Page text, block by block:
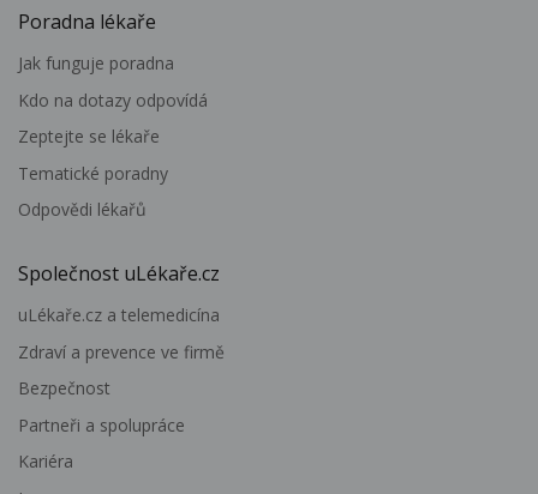
Poradna lékaře
Jak funguje poradna
Kdo na dotazy odpovídá
Zeptejte se lékaře
Tematické poradny
Odpovědi lékařů
Společnost uLékaře.cz
uLékaře.cz a telemedicína
Zdraví a prevence ve firmě
Bezpečnost
Partneři a spolupráce
Kariéra